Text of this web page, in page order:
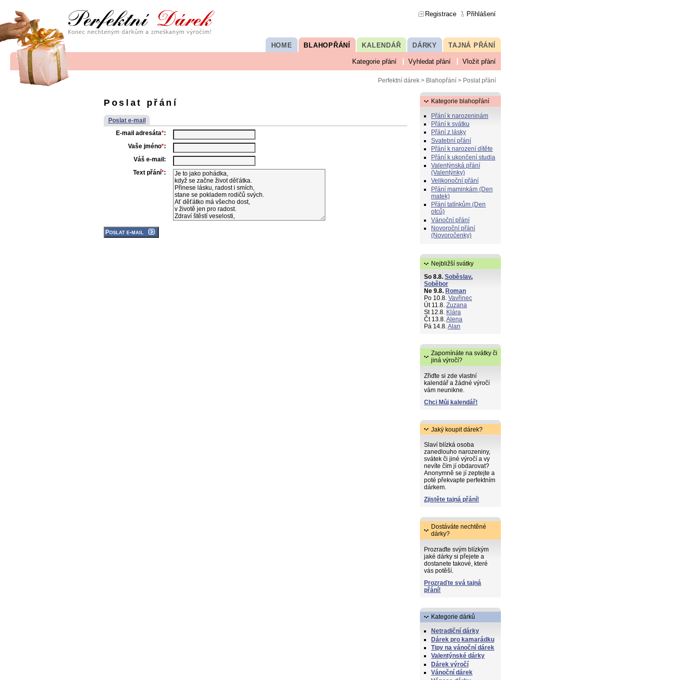
Registrace Přihlášení
TAJNÁ PŘÁNÍ
DÁRKY
KALENDÁŘ
BLAHOPŘÁNÍ
HOME
Kategorie přání Vyhledat přání Vložit přání
Perfektní dárek > Blahopřání > Poslat přání
Poslat přání
Poslat e-mail
E-mail adresáta*:
Vaše jméno*:
Váš e-mail:
Text přání*:
Kategorie blahopřání
Přání k narozeninám
Přání k svátku
Přání z lásky
Svatební přání
Přání k narození dítěte
Přání k ukončení studia
Valentýnská přání
(Valentýnky)
Velikonoční přání
Přání maminkám (Den
matek)
Přání tatínkům (Den
otců)
Vánoční přání
Novoroční přání
(Novoročenky)
Nejbližší svátky
So 8.8. Soběslav,
Soběbor
Ne 9.8. Roman
Po 10.8. Vavřinec
Út 11.8. Zuzana
St 12.8. Klára
Čt 13.8. Alena
Pá 14.8. Alan
Zapomínáte na svátky či
jiná výročí?
Zřiďte si zde vlastní
kalendář a žádné výročí
vám neunikne.
Chci Můj kalendář!
Jaký koupit dárek?
Slaví blízká osoba
zanedlouho narozeniny,
svátek či jiné výročí a vy
nevíte čím jí obdarovat?
Anonymně se jí zeptejte a
poté překvapte perfektním
dárkem.
Zjistěte tajná přání!
Dostáváte nechtěné
dárky?
Prozraďte svým blízkým
jaké dárky si přejete a
dostanete takové, které
vás potěší.
Prozraďte svá tajná
přání!
Kategorie dárků
Netradiční dárky
Dárek pro kamarádku
Tipy na vánoční dárek
Valentýnské dárky
Dárek výročí
Vánoční dárek